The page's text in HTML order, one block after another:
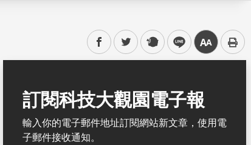
facebooktwitter plurk line 中
訂閱科技大觀園電子報
輸入你的電子郵件地址訂閱網站新文章，使用電
子郵件接收通知。